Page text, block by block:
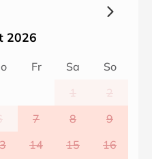
umfangreicher
mit TV), geräumiges
(Kleinkind
2026
Fr Sa
So
1
2
7 8
9
14 15
16